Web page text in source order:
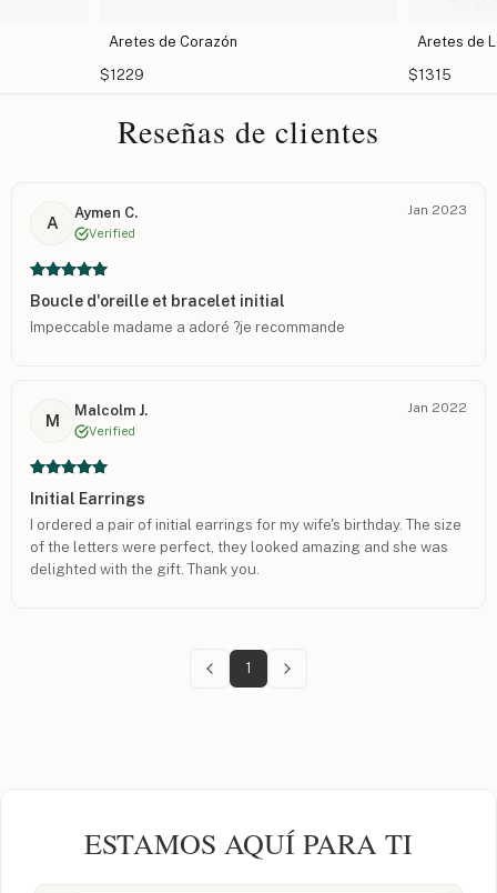
Aretes de Corazón
$1229
Aretes de
$1315
Reseñas de clientes
A
Aymen C.
Verified
Jan 2023
Boucle d'oreille et bracelet initial
Impeccable madame a adoré ?je recommande
M
Malcolm J.
Verified
Jan 2022
Initial Earrings
I ordered a pair of initial earrings for my wife's birthday. The size
of the letters were perfect, they looked amazing and she was
delighted with the gift. Thank you.
1
ESTAMOS AQUÍ PARA TI